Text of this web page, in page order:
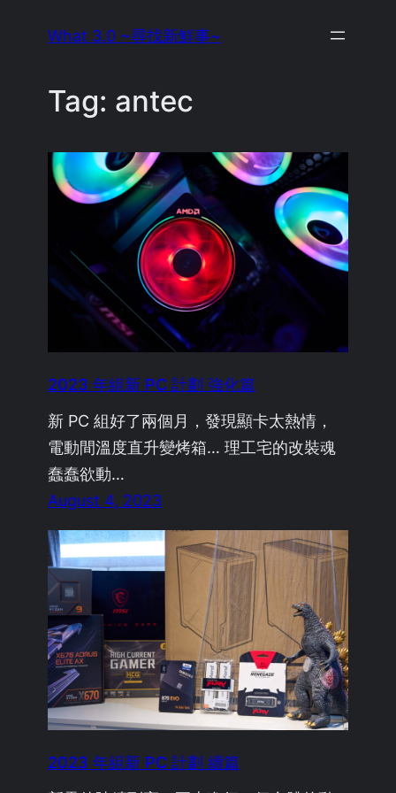
What 3.0 ~尋找新鮮事~
Tag: antec
2023 年組新 PC 計劃 強化篇
新 PC 組好了兩個月，發現顯卡太熱情，
電動間溫度直升變烤箱… 理工宅的改裝魂
蠢蠢欲動…
August 4, 2023
2023 年組新 PC 計劃 續篇